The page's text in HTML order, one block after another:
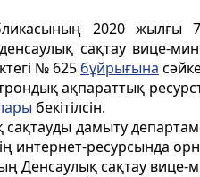
2020 жылғы 7
сақтау вице-
№ 625 бұйрығына
ақпараттық
бекітілсін.
сақтауды дамыту
интернет-ресурсында
Денсаулық сақтау вице-